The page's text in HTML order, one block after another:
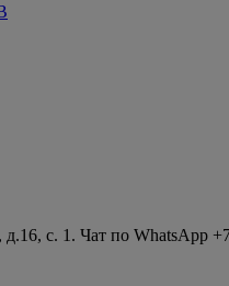
с. 1. Чат по WhatsApp